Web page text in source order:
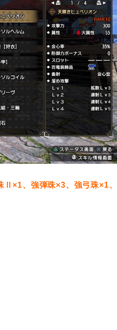
、強弾珠×3、強弓珠×1、